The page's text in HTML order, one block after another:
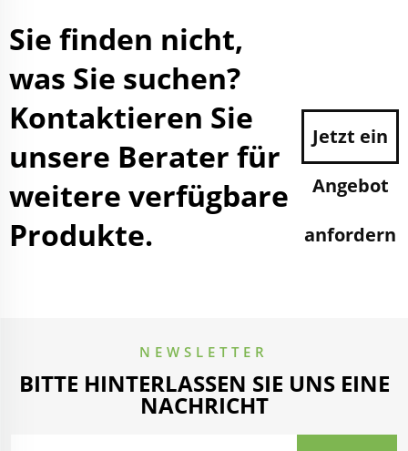
Sie finden nicht,
was Sie suchen?
Kontaktieren Sie
unsere Berater für
weitere verfügbare
Produkte.
Jetzt ein
Angebot
anfordern
NEWSLETTER
BITTE HINTERLASSEN SIE UNS EINE
NACHRICHT